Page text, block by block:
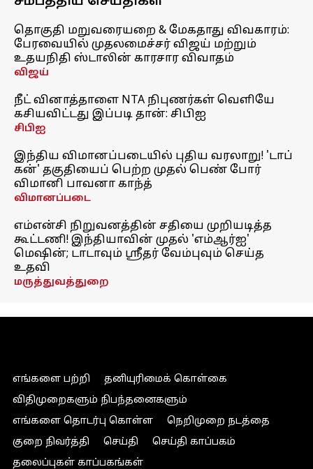
தொகுதி மறுவரையறை & மேகதாது விவகாரம்:
பேரவையில் முதலமைச்சர் விஜய் மற்றும்
உதயநிதி ஸ்டாலின் காரசார விவாதம்
விஜய்
நீட் வினாத்தாளை NTA நிபுணர்கள் வெளியே
கசியவிட்டது இப்படி தான்: சிபிஐ
சிபிஐ
இந்திய விமானப்படையில் புதிய வரலாறு! 'டாப்
கன்' தகுதியைப் பெற்ற முதல் பெண் போர்
விமானி பாவனா காந்த்
விமானப்படை
எம்என்சி நிறுவனத்தின் சதியை முறியடித்த
கூட்டணி! இந்தியாவின் முதல் 'எம்ஆர்ஐ'
மெஷின்; டாடாவும் ஸ்ரீதர் வேம்புவும் செய்த
உதவி
மருத்துவத்துறை
எங்களை பற்றி
தனியுரிமைக் கொள்கை
விதிமுறைகளும் நிபந்தனைகளும்
எங்களை தொடர்பு கொள்ள
நெறிமுறை நடத்தை
குறை நிவர்த்தி
செய்தி
செய்தி காப்பகம்
தலைப்புகள் காப்பகங்கள்